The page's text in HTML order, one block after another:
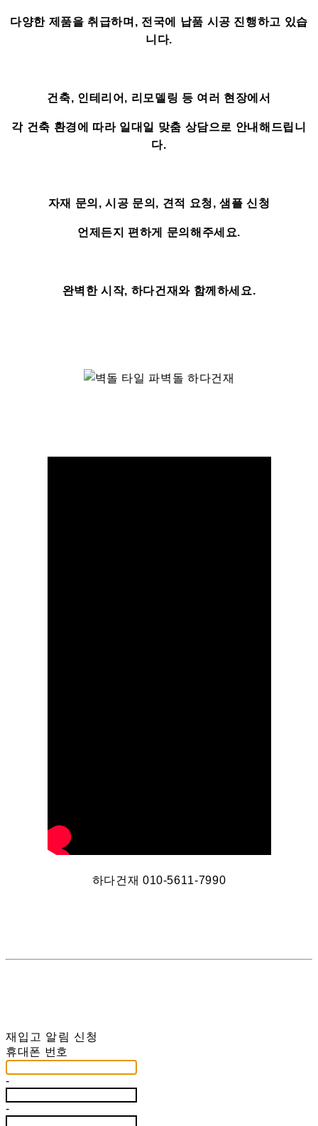
다양한 제품을 취급하며, 전국에 납품 시공 진행하고 있습
니다.
건축, 인테리어, 리모델링 등 여러 현장에서
각 건축 환경에 따라 일대일 맞춤 상담으로 안내해드립니
다.
자재 문의, 시공 문의, 견적 요청, 샘플 신청
언제든지 편하게 문의해주세요.
완벽한 시작, 하다건재와 함께하세요.
하다건재 010-5611-7990
재입고 알림 신청
휴대폰 번호
-
-